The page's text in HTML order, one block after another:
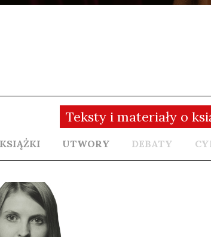
Teksty i materiały o
KSIĄŻKI UTWORY DEBATY